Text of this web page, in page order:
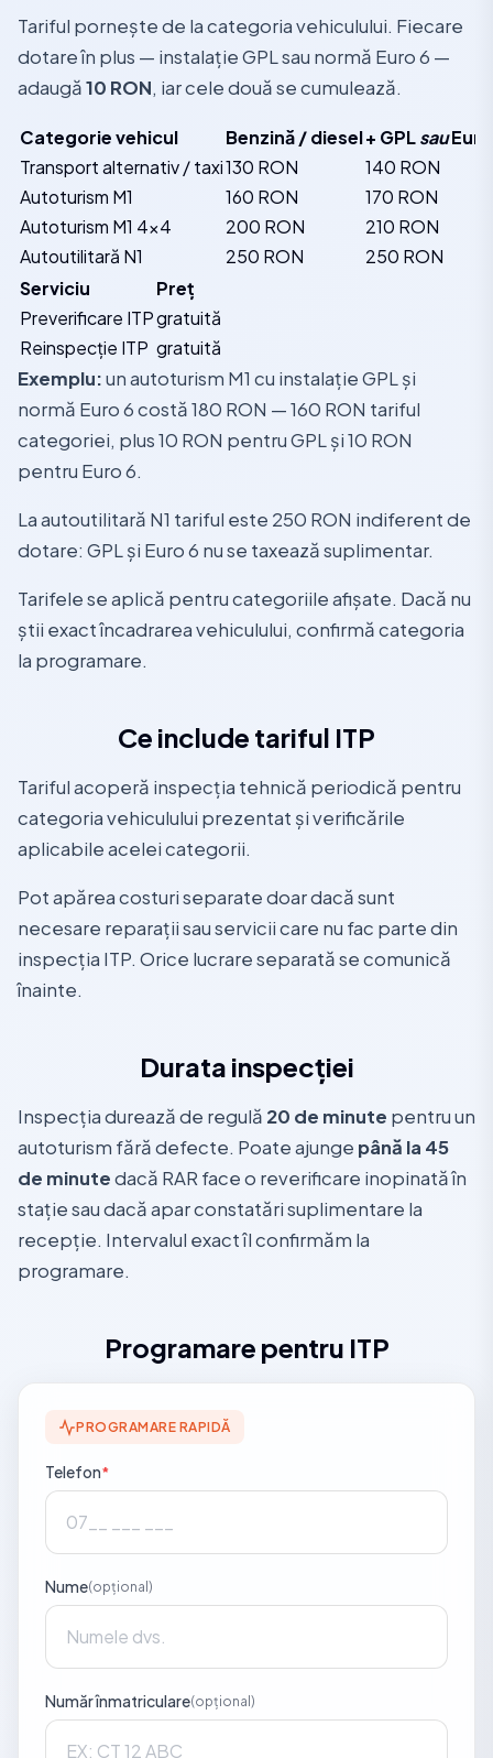
Tariful pornește de la categoria vehiculului. Fiecare
dotare în plus — instalație GPL sau normă Euro 6 —
adaugă10 RON, iar cele două se cumulează.
Categorie vehicul Benzină / diesel+ GPLsau
Transport alternativ / taxi130 RON
140 RON
Autoturism M1
160 RON
170 RON
Autoturism M1 4x4
200 RON
210 RON
Autoutilitară N1
250 RON
250 RON
Serviciu
Preț
Preverificare ITPgratuită
Reinspecție ITP gratuită
Exemplu:un autoturism M1 cu instalație GPL și
normă Euro 6 costă 180 RON — 160 RON tariful
categoriei, plus 10 RON pentru GPL și 10 RON
pentru Euro 6.
La autoutilitară N1 tariful este 250 RON indiferent de
dotare: GPL și Euro 6 nu se taxează suplimentar.
Tarifele se aplică pentru categoriile afișate. Dacă nu
știi exact încadrarea vehiculului, confirmă categoria
la programare.
Ce include tariful ITP
Tariful acoperă inspecția tehnică periodică pentru
categoria vehiculului prezentat și verificările
aplicabile acelei categorii.
Pot apărea costuri separate doar dacă sunt
necesare reparații sau servicii care nu fac parte din
inspecția ITP. Orice lucrare separată se comunică
înainte.
Durata inspecției
Inspecția durează de regulă 20 de minute pentru un
autoturism fără defecte. Poate ajunge până la 45
de minutedacă RAR face o reverificare inopinată în
stație sau dacă apar constatări suplimentare la
recepție. Intervalul exact îl confirmăm la
programare.
Programare pentru ITP
PROGRAMARE RAPIDĂ
Telefon*
Nume(opțional)
Număr înmatriculare(opțional)